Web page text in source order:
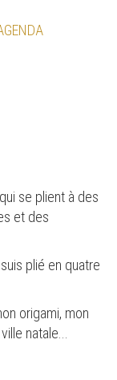
se plient à des
et des
plié en quatre
origami, mon
natale...